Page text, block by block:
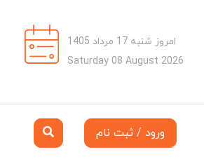
امروز شنبه 17 مرداد 1405
Saturday 08 August 2026
ورود / ثبت نام